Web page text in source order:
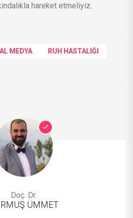
hareket etmeliyiz.
MEDYA RUH HASTALIĞI
Doç. Dr.
ÜMMET